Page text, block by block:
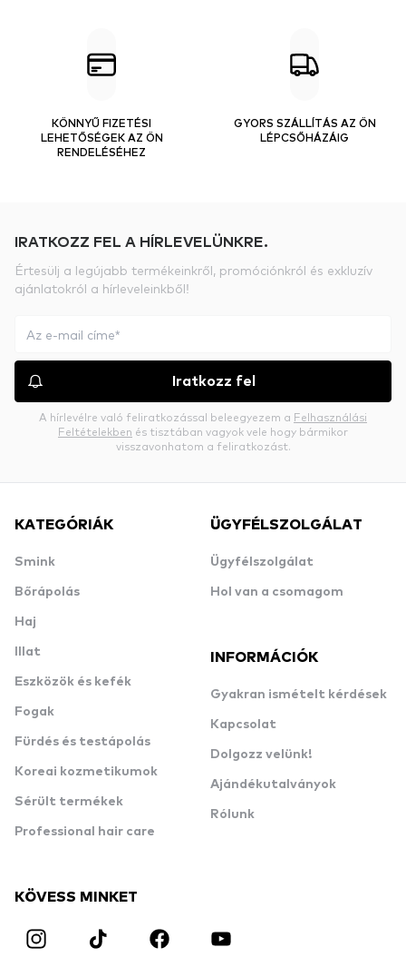
KÖNNYŰ FIZETÉSI
LEHETŐSÉGEK AZ ÖN
RENDELÉSÉHEZ
GYORS SZÁLLÍTÁS AZ ÖN
LÉPCSŐHÁZÁIG
IRATKOZZ FEL A HÍRLEVELÜNKRE.
Értesülj a legújabb termékeinkről, promóciónkról és exkluzív
ajánlatokról a hírleveleinkből!
Iratkozz fel
A hírlevélre való feliratkozással beleegyezem a Felhasználási
Feltételekben és tisztában vagyok vele hogy bármikor
visszavonhatom a feliratkozást.
KATEGÓRIÁK
Smink
Bőrápolás
Haj
Illat
Eszközök és kefék
Fogak
Fürdés és testápolás
Koreai kozmetikumok
Sérült termékek
Professional hair care
ÜGYFÉLSZOLGÁLAT
Ügyfélszolgálat
Hol van a csomagom
INFORMÁCIÓK
Gyakran ismételt kérdések
Kapcsolat
Dolgozz velünk!
Ajándékutalványok
Rólunk
KÖVESS MINKET